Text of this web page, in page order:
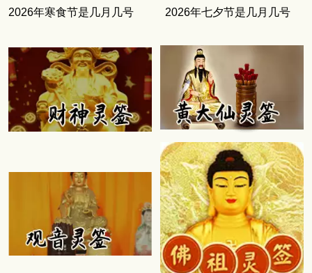
2026年寒食节是几月几号 2026年七夕节是几月几号